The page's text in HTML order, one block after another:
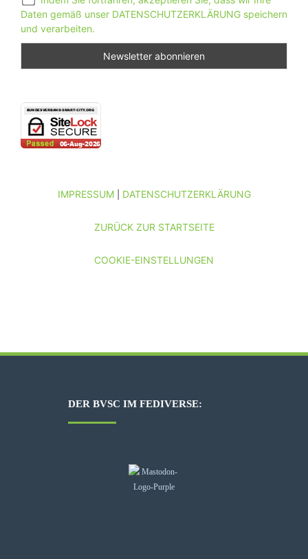
Daten gemäß unser DATENSCHUTZERKLÄRUNG speichern
und verarbeiten.
IMPRESSUM| DATENSCHUTZERKLÄRUNG
ZURÜCK ZUR STARTSEITE
COOKIE-EINSTELLUNGEN
DER BVSC IM FEDIVERSE: